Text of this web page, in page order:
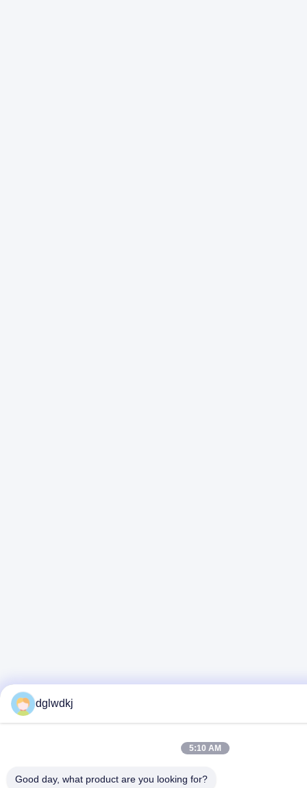
dglwdkj
5:10 AM
Good day, what product are you looking for?